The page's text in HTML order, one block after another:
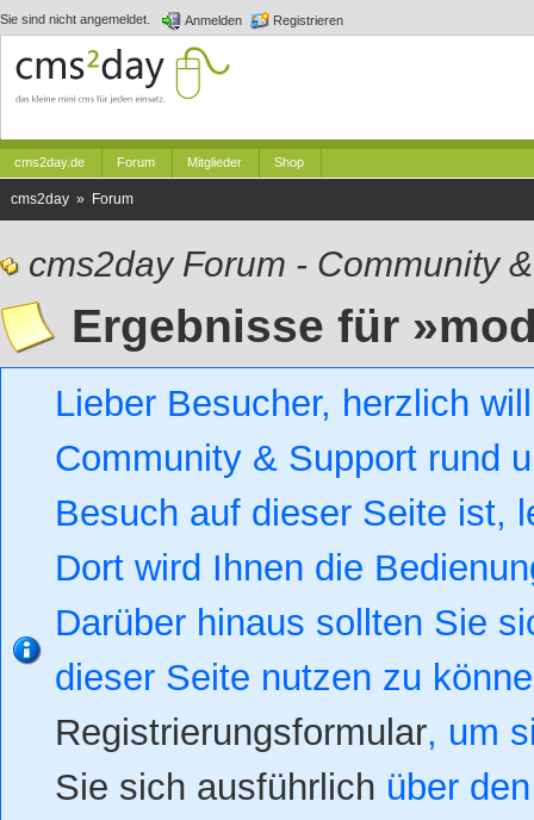
Sie sind nicht angemeldet. Anmelden Registrieren
cms2day.de Forum Mitglieder Shop
cms2day » Forum
cms2day Forum - Community
Ergebnisse für
Lieber Besucher, herzlich
Community & Support rund
Besuch auf dieser Seite ist,
Dort wird Ihnen die
Darüber hinaus sollten Sie
dieser Seite nutzen zu
Registrierungsformular, um
Sie sich ausführlich über